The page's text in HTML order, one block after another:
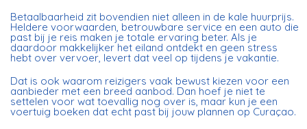
Betaalbaarheid zit bovendien niet alleen in de kale huurprijs.
Heldere voorwaarden, betrouwbare service en een auto die
past bij je reis maken je totale ervaring beter. Als je
daardoor makkelijker het eiland ontdekt en geen stress
hebt over vervoer, levert dat veel op tijdens je vakantie.
Dat is ook waarom reizigers vaak bewust kiezen voor een
aanbieder met een breed aanbod. Dan hoef je niet te
settelen voor wat toevallig nog over is, maar kun je een
voertuig boeken dat echt past bij jouw plannen op Curaçao.